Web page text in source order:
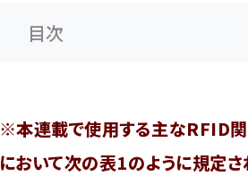
目次
※本連載で使用する主なRFID
において次の表1のように規定さ